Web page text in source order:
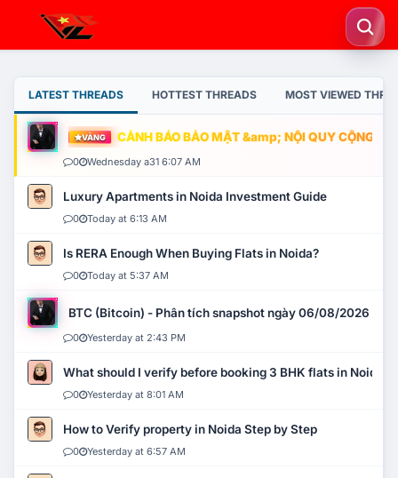
LATEST THREADS HOTTEST THREADS MOST VIEWED
VÀNG CẢNH BÁO BẢO MẬT &amp; NỘI QUY CỘNG
0 Wednesday a31 6:07 AM
Luxury Apartments in Noida Investment Guide
0 Today at 6:13 AM
Is RERA Enough When Buying Flats in Noida?
0 Today at 5:37 AM
BTC (Bitcoin) - Phân tích snapshot ngày 06/08/2026
0 Yesterday at 2:43 PM
What should I verify before booking 3 BHK flats in Noida?
0 Yesterday at 8:01 AM
How to Verify property in Noida Step by Step
0 Yesterday at 6:57 AM